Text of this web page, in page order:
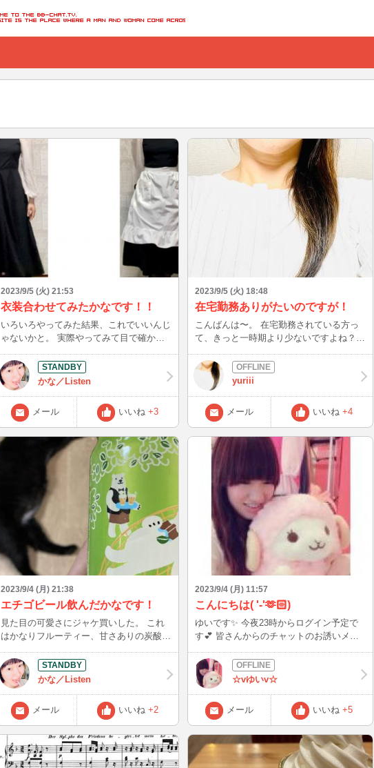
2023/9/5 (火) 21:53
衣装合わせてみたかなです！！
いろいろやってみた結果、これでいいんじ
ゃないかと。 実際やってみて目で確かめ
らいいかアイデアも浮かびますね＾＾
Afterは2つほど仕込んだのですが、皆様分
かりますかねぇ〜？？ この後、22:11〜で
す！ 秋の味覚を楽しみつつ、残暑を乗り
切りましょうね♪ 次回予定:9月6日
(水)23:00〜04:50
かな／Listen
メール いいね +3
2023/9/5 (火) 18:48
在宅勤務ありがたいのですが！
こんばんは〜。 在宅勤務されている方っ
て、きっと一時期より少ないですよね？
ります。 そんな中、在宅勤務ができてい
る環境に感謝しているのですが…。 ここ
で、ちょっと問題発生！ 家族以外の人と
話す機会がなくて、あまり喋れなくなって
ます笑。 猫に話しかけたり❤️ お店の方に
挨拶されるとめちゃくちゃ嬉しいのです。
はじめは、タイピングから交流できれば嬉
しいです！（照れ屋なものですみませ
ん。） 明日は、午前中〜夕方までの間ど
こかでインする予定ですのでお気軽に絡ん
でくださいね。 よろしくお願いします。
yuriii
メール いいね +4
2023/9/4 (月) 21:38
エチゴビール飲んだかなです！
見た目の可愛さにジャケ買いした。 これ
はかなりフルーティー、甘さありの炭酸ジ
な味で、個人的には嫌いじゃない！！ 苦
味もかなり控えめなので、好きな人は好き
(^｡^) 積極的にリピートしないものの、ス
ーパーで見かけたら1つ入手したい、そん
な味です⭐︎ 皆さんはエチゴビール飲んだこ
とありますか？ この後、23:00〜です！ 長
雨の季節ゆえ、風邪など召されませぬよう
に＾＾ 次回予定:23:00〜04:50
かな／Listen
メール いいね +2
2023/9/4 (月) 11:57
こんにちは( '-'‪🫶🏻)
ゆいです✨ 今夜23時からログイン予定で
す💕 皆さんからのチャットのお誘いメー
☆vゆいv☆
メール いいね +5